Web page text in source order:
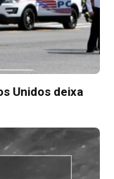
Unidos deixa